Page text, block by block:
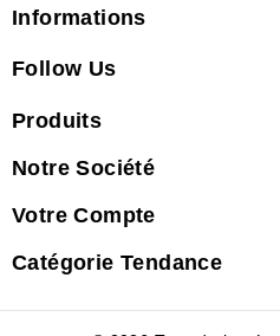
Informations
Follow Us
Produits
Notre Société
Votre Compte
Catégorie Tendance